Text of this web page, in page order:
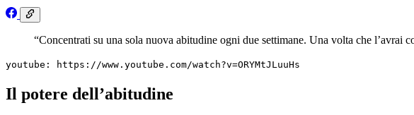
“Concentrati su una sola nuova abitudine ogni due settimane. Una volta che l’avrai
youtube: https://www.youtube.com/watch?v=ORYMtJLuuHs
Il potere dell’abitudine